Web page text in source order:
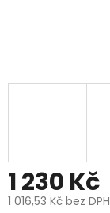
1 230 Kč
1 016,53 Kč bez DPH